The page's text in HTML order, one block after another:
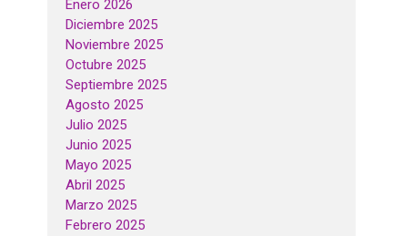
Enero 2026
Diciembre 2025
Noviembre 2025
Octubre 2025
Septiembre 2025
Agosto 2025
Julio 2025
Junio 2025
Mayo 2025
Abril 2025
Marzo 2025
Febrero 2025